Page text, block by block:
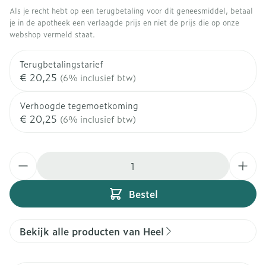
Als je recht hebt op een terugbetaling voor dit geneesmiddel, betaal
je in de apotheek een verlaagde prijs en niet de prijs die op onze
webshop vermeld staat.
Terugbetalingstarief
€ 20,25 (6% inclusief btw)
Verhoogde tegemoetkoming
€ 20,25 (6% inclusief btw)
Bestel
Bekijk alle producten van Heel